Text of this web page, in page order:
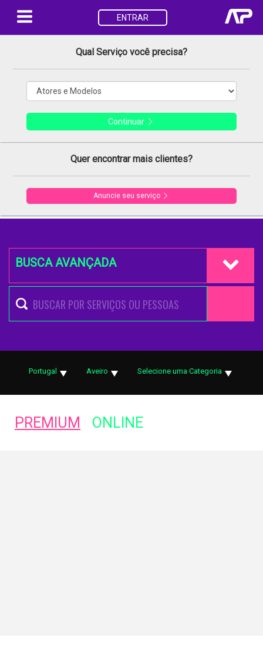
ENTRAR
Qual Serviço você precisa?
Continuar
Quer encontrar mais clientes?
Anuncie seu serviço
BUSCA AVANÇADA
Portugal Aveiro Selecione uma Categoria
PREMIUM ONLINE